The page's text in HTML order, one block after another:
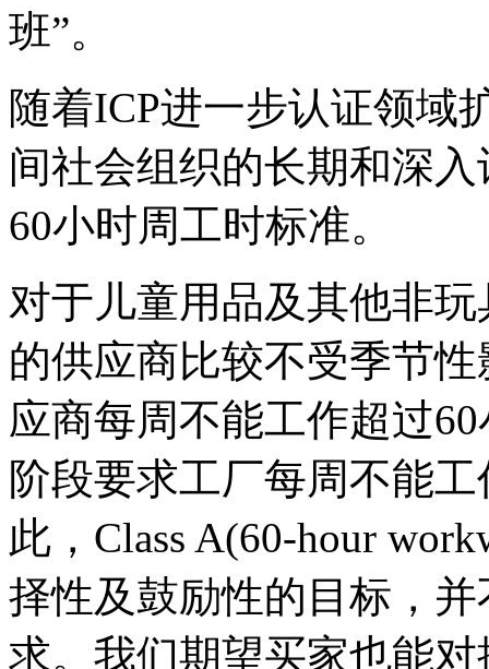
班”。
随着ICP进一步认证领域
间社会组织的长期和深
60小时周工时标准。
对于儿童用品及其他非
的供应商比较不受季节
应商每周不能工作超过
阶段要求工厂每周不能
此，Class A(60-hour
择性及鼓励性的目标，
求。我们期望买家也能